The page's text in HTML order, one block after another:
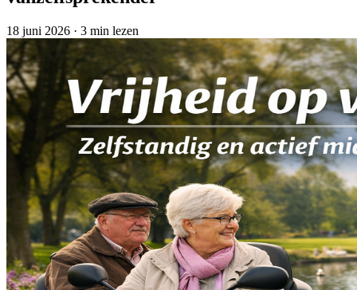
18 juni 2026 · 3 min lezen